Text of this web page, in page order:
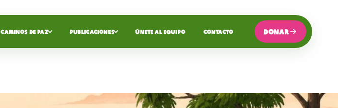
CAMINOS DE PAZ PUBLICACIONES ÚNETE AL EQUIPO CONTACTO DONAR